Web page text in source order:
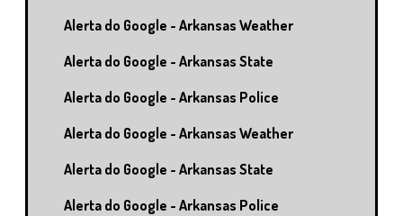
Alerta do Google - Arkansas Weather
Alerta do Google - Arkansas State
Alerta do Google - Arkansas Police
Alerta do Google - Arkansas Weather
Alerta do Google - Arkansas State
Alerta do Google - Arkansas Police